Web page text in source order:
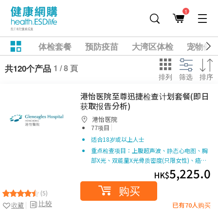
1
体检套餐 预防疫苗 大湾区体检
宠物健
共120个产品 1 / 8 頁
排列 筛选 排序
(5)
比较
收藏
港怡医院至尊迅捷检查计划套餐(即日
获取报告分析)
港怡医院
77项目 |
适合18岁或以上人士
重点检查项目：上腹超声波、静态心电图、胸
部X光、双能量X光骨质密度(只限女性)、癌…
HK$5,225.0
购买
已有70人购买